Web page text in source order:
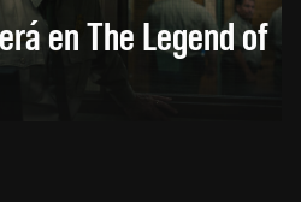
en The Legend of